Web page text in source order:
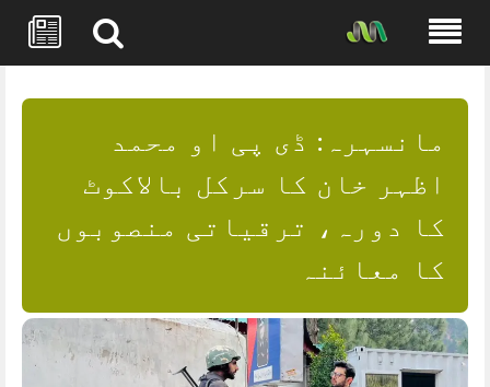
content
مانسہرہ: ڈی پی او محمد
اظہر خان کا سرکل بالاکوٹ
کا دورہ، ترقیاتی منصوبوں
کا معائنہ